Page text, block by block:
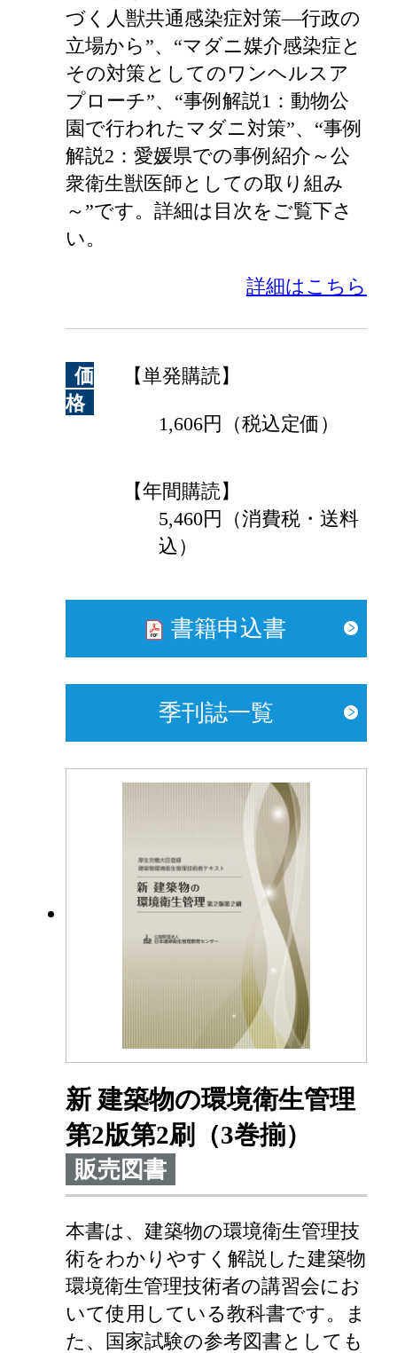
づく人獣共通感染症対策―行政の
立場から”、“マダニ媒介感染症と
その対策としてのワンヘルスア
プローチ”、“事例解説1：動物公
園で行われたマダニ対策”、“事例
解説2：愛媛県での事例紹介～公
衆衛生獣医師としての取り組み
～”です。詳細は目次をご覧下さ
い。
詳細はこちら
価
格
【単発購読】
1,606円（税込定価）
【年間購読】
5,460円（消費税・送料
込）
書籍申込書
季刊誌一覧
新 建築物の環境衛生管理
第2版第2刷（3巻揃）
販売図書
本書は、建築物の環境衛生管理技
術をわかりやすく解説した建築物
環境衛生管理技術者の講習会にお
いて使用している教科書です。ま
た、国家試験の参考図書としても